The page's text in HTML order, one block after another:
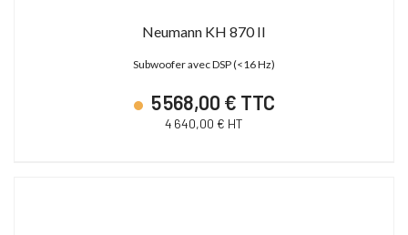
Neumann KH 870 II
Subwoofer avec DSP (<16 Hz)
5 568,00 € TTC
4 640,00 € HT